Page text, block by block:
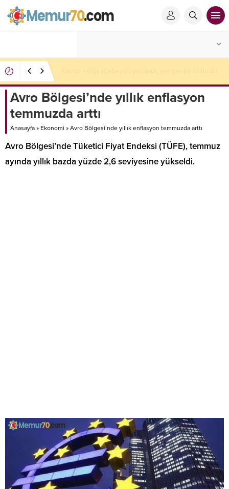
Avro Bölgesi’nde yıllık enflasyon
temmuzda arttı
Anasayfa » Ekonomi » Avro Bölgesi’nde yıllık enflasyon temmuzda arttı
Avro Bölgesi’nde Tüketici Fiyat Endeksi (TÜFE), temmuz
ayında yıllık bazda yüzde 2,6 seviyesine yükseldi.